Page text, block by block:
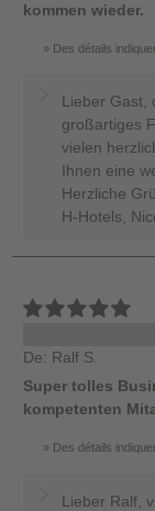
kommen wieder.
Des détails
Lieber Gast,
großartiges
vielen
Ihnen eine
Herzliche
H-Hotels,
De: Ralf S.
Super tolles
kompetenten
Des détails
Lieber Ralf,